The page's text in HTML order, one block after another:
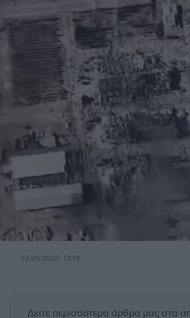
22.06.2025, 13:19
Δείτε περισσότερα άρθρα μας στα